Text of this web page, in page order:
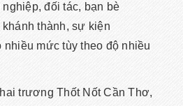
đối tác, bạn bè
thành, sự kiện
mức tùy theo độ nhiều
trương Thốt Nốt Cần Thơ,